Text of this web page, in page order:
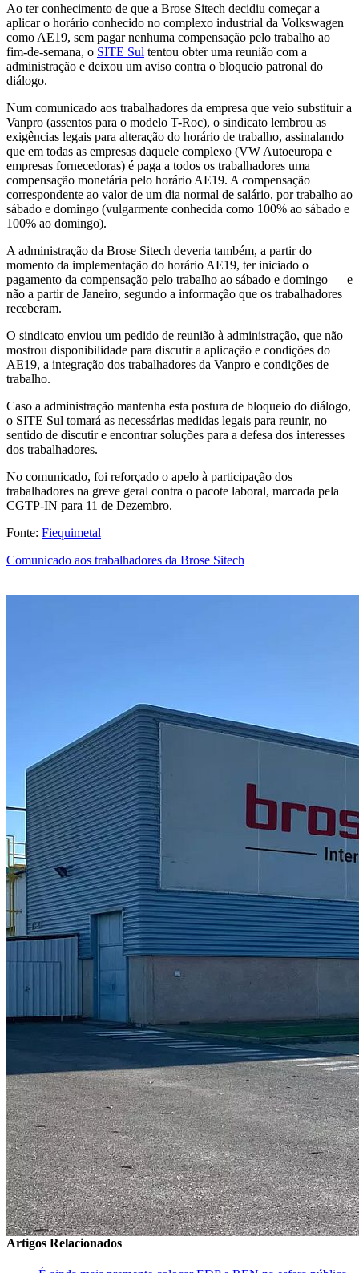
Ao ter conhecimento de que a Brose Sitech decidiu começar a
aplicar o horário conhecido no complexo industrial da Volkswagen
como AE19, sem pagar nenhuma compensação pelo trabalho ao
fim-de-semana, o SITE Sul tentou obter uma reunião com a
administração e deixou um aviso contra o bloqueio patronal do
diálogo.
Num comunicado aos trabalhadores da empresa que veio substituir a
Vanpro (assentos para o modelo T-Roc), o sindicato lembrou as
exigências legais para alteração do horário de trabalho, assinalando
que em todas as empresas daquele complexo (VW Autoeuropa e
empresas fornecedoras) é paga a todos os trabalhadores uma
compensação monetária pelo horário AE19. A compensação
correspondente ao valor de um dia normal de salário, por trabalho ao
sábado e domingo (vulgarmente conhecida como 100% ao sábado e
100% ao domingo).
A administração da Brose Sitech deveria também, a partir do
momento da implementação do horário AE19, ter iniciado o
pagamento da compensação pelo trabalho ao sábado e domingo — e
não a partir de Janeiro, segundo a informação que os trabalhadores
receberam.
O sindicato enviou um pedido de reunião à administração, que não
mostrou disponibilidade para discutir a aplicação e condições do
AE19, a integração dos trabalhadores da Vanpro e condições de
trabalho.
Caso a administração mantenha esta postura de bloqueio do diálogo,
o SITE Sul tomará as necessárias medidas legais para reunir, no
sentido de discutir e encontrar soluções para a defesa dos interesses
dos trabalhadores.
No comunicado, foi reforçado o apelo à participação dos
trabalhadores na greve geral contra o pacote laboral, marcada pela
CGTP-IN para 11 de Dezembro.
Fonte: Fiequimetal
Comunicado aos trabalhadores da Brose Sitech
Artigos Relacionados